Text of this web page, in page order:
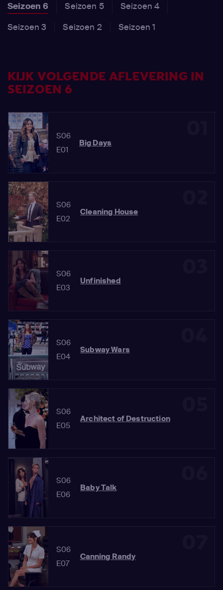
Seizoen 6
Seizoen 5
Seizoen 4
Seizoen 3
Seizoen 2 Seizoen 1
KIJK VOLGENDE AFLEVERING IN
SEIZOEN 6
S06
E01
Big Days
S06
E02
Cleaning House
S06
E03
Unfinished
S06
E04
Subway Wars
S06
E05
Architect of Destruction
S06
E06
Baby Talk
S06
E07
Canning Randy